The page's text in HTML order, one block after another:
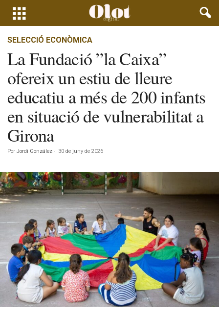
SELECCIÓ ECONÒMICA
La Fundació ”la Caixa”
ofereix un estiu de lleure
educatiu a més de 200 infants
en situació de vulnerabilitat a
Girona
Por Jordi González - 30 de juny de 2026